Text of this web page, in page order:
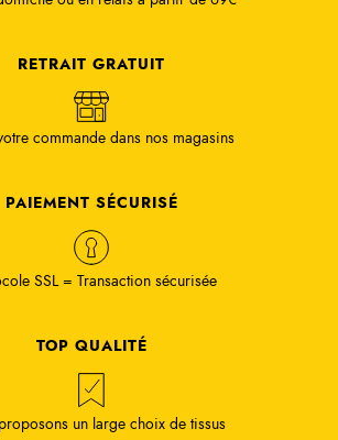
RETRAIT GRATUIT
commande dans nos magasins
PAIEMENT SÉCURISÉ
SSL = Transaction sécurisée
TOP QUALITÉ
un large choix de tissus